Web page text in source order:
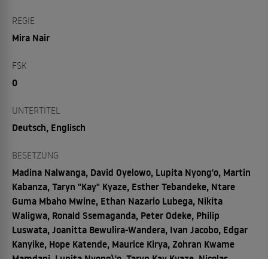
REGIE
Mira Nair
FSK
0
UNTERTITEL
Deutsch, Englisch
BESETZUNG
Madina Nalwanga, David Oyelowo, Lupita Nyong'o, Martin
Kabanza, Taryn "Kay" Kyaze, Esther Tebandeke, Ntare
Guma Mbaho Mwine, Ethan Nazario Lubega, Nikita
Waligwa, Ronald Ssemaganda, Peter Odeke, Philip
Luswata, Joanitta Bewulira-Wandera, Ivan Jacobo, Edgar
Kanyike, Hope Katende, Maurice Kirya, Zohran Kwame